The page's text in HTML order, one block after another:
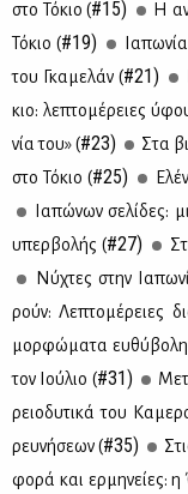
στο Τό­κιο (#15) Η
Τό­κιο (#19)
του Γκα­με­λάν (#21)
κιο: λε­πτο­μέ­ρειες
νία του» (#23) Στα
στο Τό­κιο (#25)
Ια­πώ­νων σε­λί­δες:
υπερ­βο­λής (#27)
Νύ­χτες στην
ρούν: Λε­πτο­μέ­ρειες
μορ­φώ­μα­τα
τον Ιού­λιο (#31)
ρειο­δυ­τι­κά του
ρευ­νή­σε­ων (#35)
φο­ρά και ερ­μη­νεί­ες: